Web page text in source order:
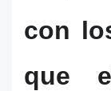
con
que